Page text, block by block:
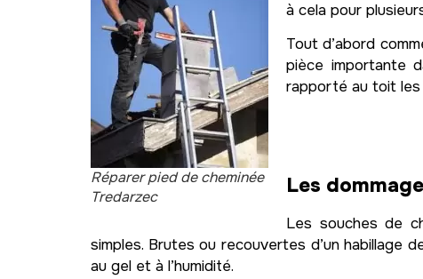
Réparer pied de cheminée
Tredarzec
à cela pour
Tout d’abord
pièce importante
rapporté au toit les
Les
Les souches de
simples. Brutes ou recouvertes d’un habillage
au gel et à l’humidité.